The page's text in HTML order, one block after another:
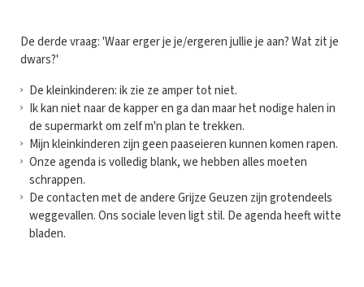
De derde vraag: 'Waar erger je je/ergeren jullie je aan? Wat zit je
dwars?'
De kleinkinderen: ik zie ze amper tot niet.
Ik kan niet naar de kapper en ga dan maar het nodige halen in
de supermarkt om zelf m'n plan te trekken.
Mijn kleinkinderen zijn geen paaseieren kunnen komen rapen.
Onze agenda is volledig blank, we hebben alles moeten
schrappen.
De contacten met de andere Grijze Geuzen zijn grotendeels
weggevallen. Ons sociale leven ligt stil. De agenda heeft witte
bladen.